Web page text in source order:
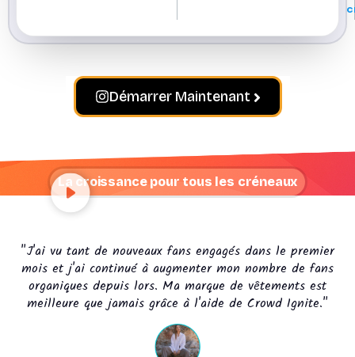
Démarrer Maintenant
La croissance pour tous les créneaux
"J'ai vu tant de nouveaux fans engagés dans le premier
mois et j'ai continué à augmenter mon nombre de fans
organiques depuis lors. Ma marque de vêtements est
meilleure que jamais grâce à l'aide de Crowd Ignite."